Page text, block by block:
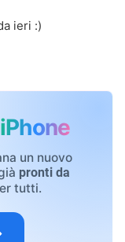
ieri :)
iPhone
un nuovo
pronti da
tutti.